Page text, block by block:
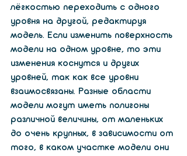
лёгкостью переходить с одного
уровня на другой, редактируя
модель. Если изменить поверхность
модели на одном уровне, то эти
изменения коснутся и других
уровней, так как все уровни
взаимосвязаны. Разные области
модели могут иметь полигоны
различной величины, от маленьких
до очень крупных, в зависимости от
того, в каком участке модели они